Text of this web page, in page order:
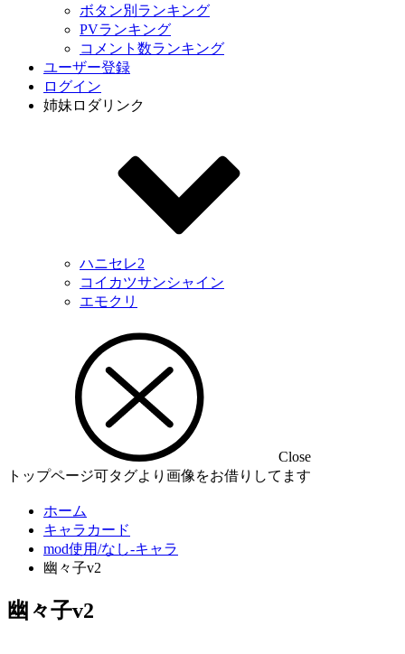
ボタン別ランキング
PVランキング
コメント数ランキング
ユーザー登録
ログイン
姉妹ロダリンク
ハニセレ2
コイカツサンシャイン
エモクリ
Close
トップページ可タグより画像をお借りしてます
ホーム
キャラカード
mod使用/なし-キャラ
幽々子v2
幽々子v2